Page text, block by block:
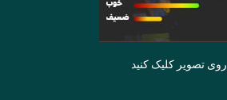
روی تصویر کلیک کنید